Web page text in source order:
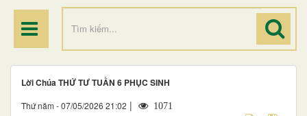
Lời Chúa THỨ TƯ TUẦN 6 PHỤC SINH
Thứ năm - 07/05/2026 21:02 | 1071